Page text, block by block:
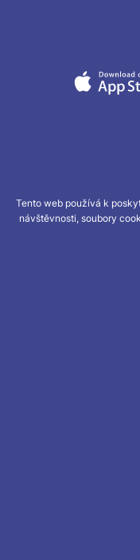
Tento web používá k
návštěvnosti, soubory